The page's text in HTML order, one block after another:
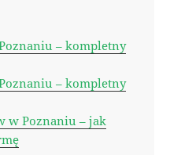
– kompletny
– kompletny
w Poznaniu – jak